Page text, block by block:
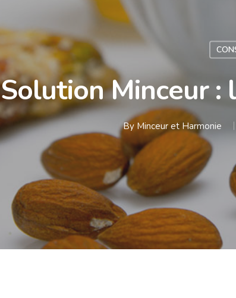
Solution Minceur :
By Minceur et Harmonie